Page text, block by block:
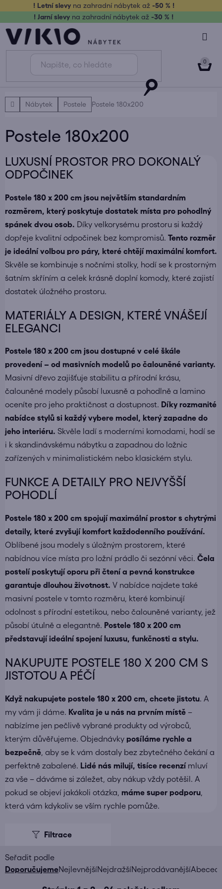
obsah
! Letní slevy na zahradní nábytek až-50 % !
! Jarní slevy na zahradní nábytek až -30 % !
DomůNábytek Postele Postele 180x200
Postele 180x200
LUXUSNÍ PROSTOR PRO DOKONALÝ
ODPOČINEK
Postele 180 x 200 cm jsou největším standardním
rozměrem, který poskytuje dostatek místa pro pohodlný
spánek dvou osob. Díky velkorysému prostoru si každý
dopřeje kvalitní odpočinek bez kompromisů. Tento rozměr
je ideální volbou pro páry, které chtějí maximální komfort.
Skvěle se kombinuje s nočními stolky, hodí se k prostorným
šatním skříním a celek krásně doplní komody, které zajistí
dostatek úložného prostoru.
MATERIÁLY A DESIGN, KTERÉ VNÁŠEJÍ
ELEGANCI
Postele 180 x 200 cm jsou dostupné v celé škále
provedení – od masivních modelů po čalouněné varianty.
Masivní dřevo zajišťuje stabilitu a přírodní krásu,
čalouněné modely působí luxusně a pohodlně a lamino
oceníte pro jeho praktičnost a dostupnost. Díky rozmanité
nabídce stylů si každý vybere model, který zapadne do
jeho interiéru. Skvěle ladí s moderními komodami , hodí se
i k skandinávskému nábytku a zapadnou do ložnic
zařízených v minimalistickém nebo klasickém stylu.
FUNKCE A DETAILY PRO NEJVYŠŠÍ
POHODLÍ
Postele 180 x 200 cm spojují maximální prostor s chytrými
detaily, které zvyšují komfort každodenního používání.
Oblíbené jsou modely s úložným prostorem, které
nabídnou více místa pro ložní prádlo či sezónní věci. Čela
postelí poskytují oporu při čtení a pevná konstrukce
garantuje dlouhou životnost. V nabídce najdete také
masivní postele v tomto rozměru, které kombinují
odolnost s přírodní estetikou, nebo čalouněné varianty, jež
působí útulně a elegantně. Postele 180 x 200 cm
představují ideální spojení luxusu, funkčnosti a stylu.
NAKUPUJTE POSTELE 180 X 200 CM S
JISTOTOU A PÉČÍ
Když nakupujete postele 180 x 200 cm, chcete jistotu. A
my vám ji dáme. Kvalita je u nás na prvním místě –
nabízíme jen pečlivě vybrané produkty od výrobců,
kterým důvěřujeme. Objednávky posíláme rychle a
bezpečně , aby se k vám dostaly bez zbytečného čekání a
perfektně zabalené. Lidé nás milují, tisíce recenzímluví
za vše – dáváme si záležet, aby nákup vždy potěšil. A
pokud se objeví jakákoli otázka, máme super podporu
která vám kdykoliv se vším rychle pomůže.
Ř
DoporučujemeNejlevnějšíNejdražšíNejprodávanější
p
i